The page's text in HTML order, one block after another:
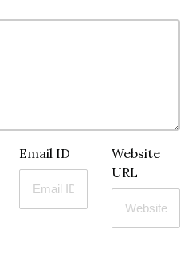
Email ID
Website
URL